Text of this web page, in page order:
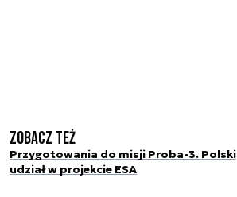
Zobacz też
Przygotowania do misji Proba-3. Polski
udział w projekcie ESA